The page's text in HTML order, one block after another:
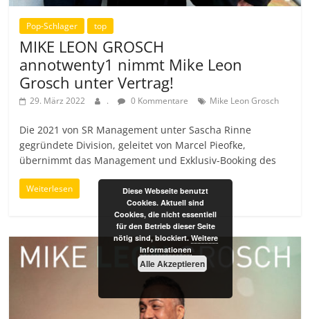
Pop-Schlager top
MIKE LEON GROSCH
annotwenty1 nimmt Mike Leon
Grosch unter Vertrag!
29. März 2022 . 0 Kommentare Mike Leon Grosch
Die 2021 von SR Management unter Sascha Rinne
gegründete Division, geleitet von Marcel Pieofke,
übernimmt das Management und Exklusiv-Booking des
Weiterlesen
Diese Webseite benutzt
Cookies. Aktuell sind
Cookies, die nicht essentiell
für den Betrieb dieser Seite
nötig sind, blockiert. Weitere
Informationen
Alle Akzeptieren